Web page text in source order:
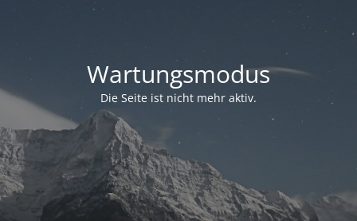
Wartungsmodus
Die Seite ist nicht mehr aktiv.